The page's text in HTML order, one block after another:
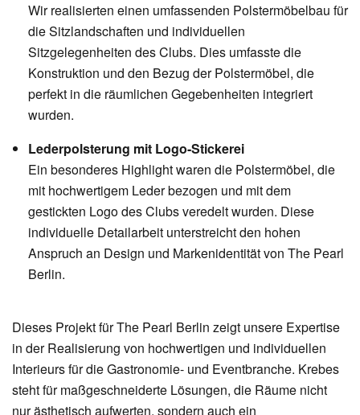
Wir realisierten einen umfassenden Polstermöbelbau für
die Sitzlandschaften und individuellen
Sitzgelegenheiten des Clubs. Dies umfasste die
Konstruktion und den Bezug der Polstermöbel, die
perfekt in die räumlichen Gegebenheiten integriert
wurden.
Lederpolsterung mit Logo-Stickerei
Ein besonderes Highlight waren die Polstermöbel, die
mit hochwertigem Leder bezogen und mit dem
gestickten Logo des Clubs veredelt wurden. Diese
individuelle Detailarbeit unterstreicht den hohen
Anspruch an Design und Markenidentität von The Pearl
Berlin.
Dieses Projekt für The Pearl Berlin zeigt unsere Expertise
in der Realisierung von hochwertigen und individuellen
Interieurs für die Gastronomie- und Eventbranche. Krebes
steht für maßgeschneiderte Lösungen, die Räume nicht
nur ästhetisch aufwerten, sondern auch ein